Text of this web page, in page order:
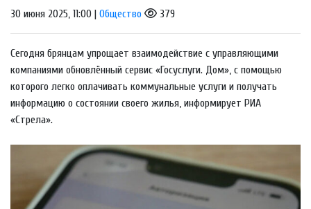
30 июня 2025, 11:00 | Общество 379
Сегодня брянцам упрощает взаимодействие с управляющими
компаниями обновлённый сервис «Госуслуги. Дом», с помощью
которого легко оплачивать коммунальные услуги и получать
информацию о состоянии своего жилья, информирует РИА
«Стрела».